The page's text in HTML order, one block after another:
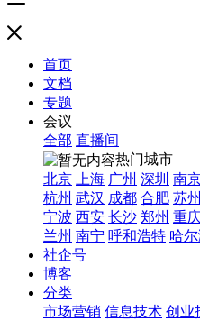
首页
文档
专题
会议
全部 直播间
热门城市
北京
上海 广州 深圳 南
杭州 武汉 成都 合肥 苏州
宁波 西安 长沙 郑州 重
兰州 南宁 呼和浩特 哈
社企号
博客
分类
市场营销 信息技术 创业